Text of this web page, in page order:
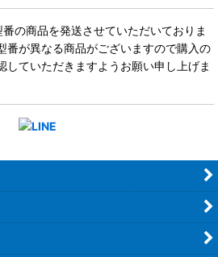
の商品を発送させていただいておりま
番が異なる商品がございますので購入の
していただきますようお願い申し上げま